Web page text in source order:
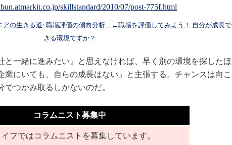
アの生きる道: 職場評価の傾向分析 ←職場を評価してみよう！ 自分が成長で
きる環境ですか？
一緒に進みたい』と思えなければ、早く別の環境を探したほ
業にいても、自らの成長はない」と主張する。チャンスは向こ
でつかみ取るしかないのだ。
コラムニスト募集中
フではコラムニストを募集しています。